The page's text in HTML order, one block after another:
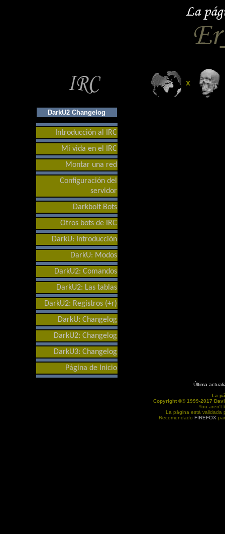
x
DarkU2 Changelog
Introducción al IRC
Mi vida en el IRC
Montar una red
Configuración del
servidor
Darkbolt Bots
Otros bots de IRC
DarkU: Introducción
DarkU: Modos
DarkU2: Comandos
DarkU2: Las tablas
DarkU2: Registros (+r)
DarkU: Changelog
DarkU2: Changelog
DarkU3: Changelog
Página de Inicio
Última
La
Copyright ©® 1999-2017
You aren't
La página está validada
Recomendado FIREFOX